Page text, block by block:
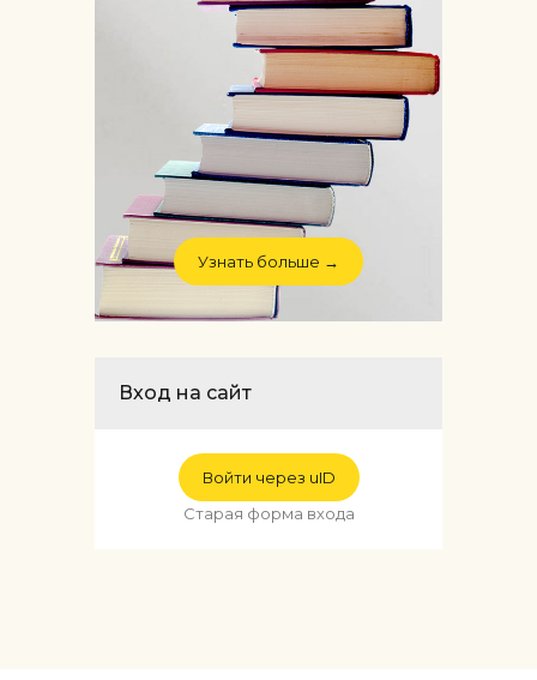
Узнать больше →
Вход на сайт
Войти через uID
Старая форма входа